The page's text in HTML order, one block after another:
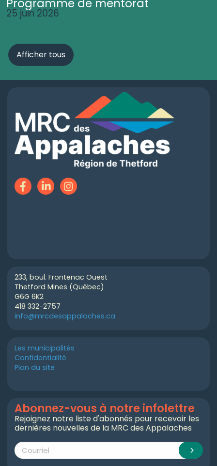
Programme de mentorat
25 juin 2026
Afficher tous
233, boul. Frontenac Ouest
Thetford Mines (Québec)
G6G 6K2
418 332-2757
info@mrcdesappalaches.ca
Les municipalités
Confidentialité
Plan du site
Abonnez-vous à notre infolettre
Rejoignez notre liste d'abonnés pour recevoir les
dernières nouvelles de la MRC des Appalaches